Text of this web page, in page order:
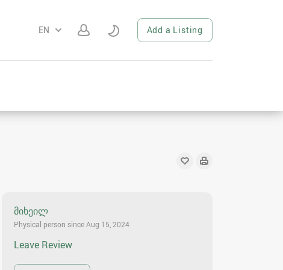
EN Add a Listing
მიხეილ
Physical person since Aug 15, 2024
Leave Review